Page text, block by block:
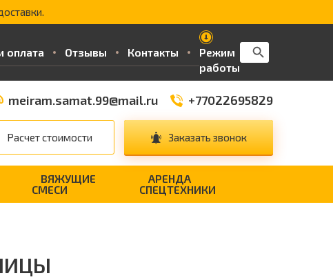
оплата Отзывы Контакты
Режим
работы
Search
for:
Search Button
meiram.samat.99@mail.ru +77022695829
Расчет стоимости Заказать звонок
ВЯЖУЩИЕ
СМЕСИ
АРЕНДА
СПЕЦТЕХНИКИ